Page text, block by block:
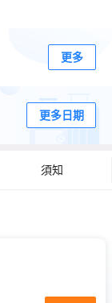
更多
更多日期
須知